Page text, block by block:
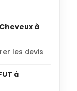
à
les devis
à